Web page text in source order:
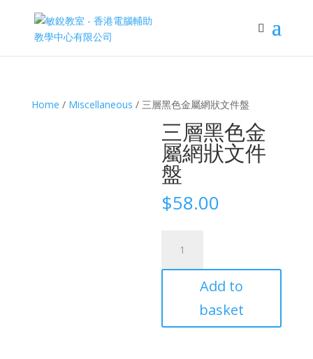
Home / Miscellaneous / 三層黑色金屬網狀文件盤
三層黑色金
屬網狀文件
盤
$58.00
黑
Add to
basket